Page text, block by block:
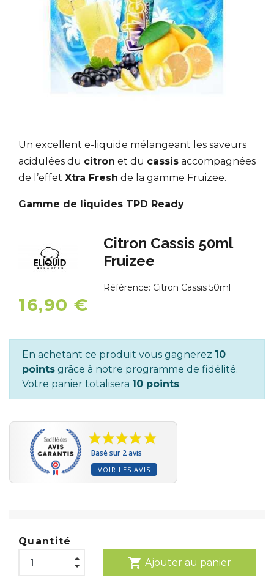
Un excellent e-liquide mélangeant les saveurs
acidulées du citron et du cassis accompagnées
de l’effet Xtra Fresh de la gamme Fruizee.
Gamme de liquides TPD Ready
Citron Cassis 50ml
Fruizee
Référence: Citron Cassis 50ml
16,90 €
En achetant ce produit vous gagnerez 10
points grâce à notre programme de fidélité.
Votre panier totalisera 10 points.
Basé sur 2 avis
VOIR LES AVIS
Quantité
shopping_cart Ajouter au panier